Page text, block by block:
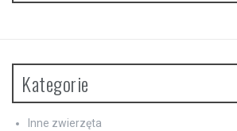
Kategorie
Inne zwierzęta